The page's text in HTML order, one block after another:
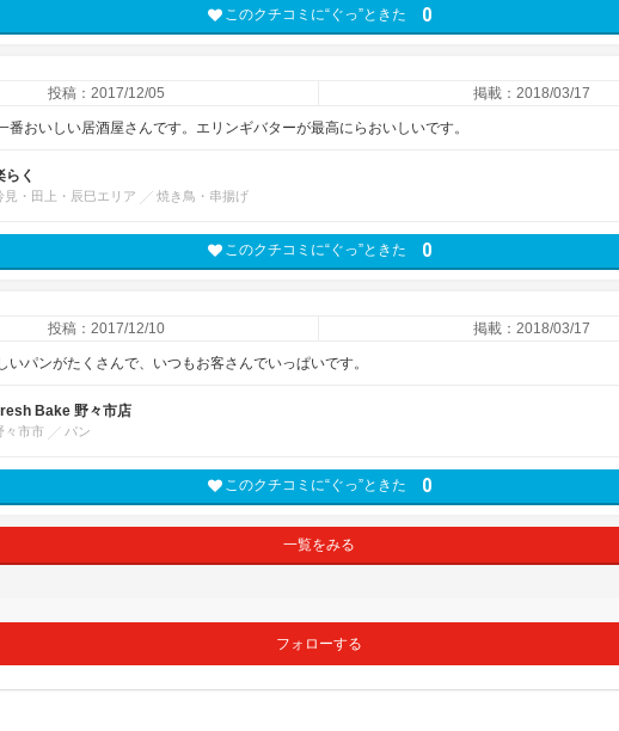
このクチコミに“ぐっ”ときた 0
投稿：2017/12/05 掲載：2018/03/17
番おいしい居酒屋さんです。エリンギバターが最高にらおいしいです。
らく
見・田上・辰巳エリア 焼き鳥・串揚げ
このクチコミに“ぐっ”ときた 0
投稿：2017/12/10 掲載：2018/03/17
いパンがたくさんで、いつもお客さんでいっぱいです。
Bake 野々市店
々市市 パン
このクチコミに“ぐっ”ときた 0
一覧をみる
フォローする